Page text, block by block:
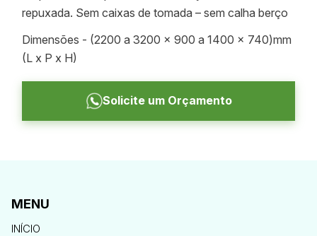
repuxada. Sem caixas de tomada – sem calha berço
Dimensões - (2200 a 3200 x 900 a 1400 x 740)mm
(L x P x H)
Solicite um Orçamento
MENU
INÍCIO